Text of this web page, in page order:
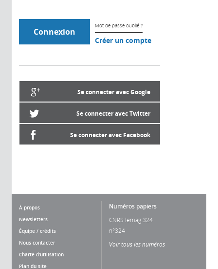
Mot de passe oublié ?
Créer un compte
Se connecter avec Google
Se connecter avec Twitter
Se connecter avec Facebook
À propos
Newsletters
Équipe / crédits
Nous contacter
Charte d'utilisation
Plan du site
Numéros papiers
CNRS lemag 324
n°324
Voir tous les numéros